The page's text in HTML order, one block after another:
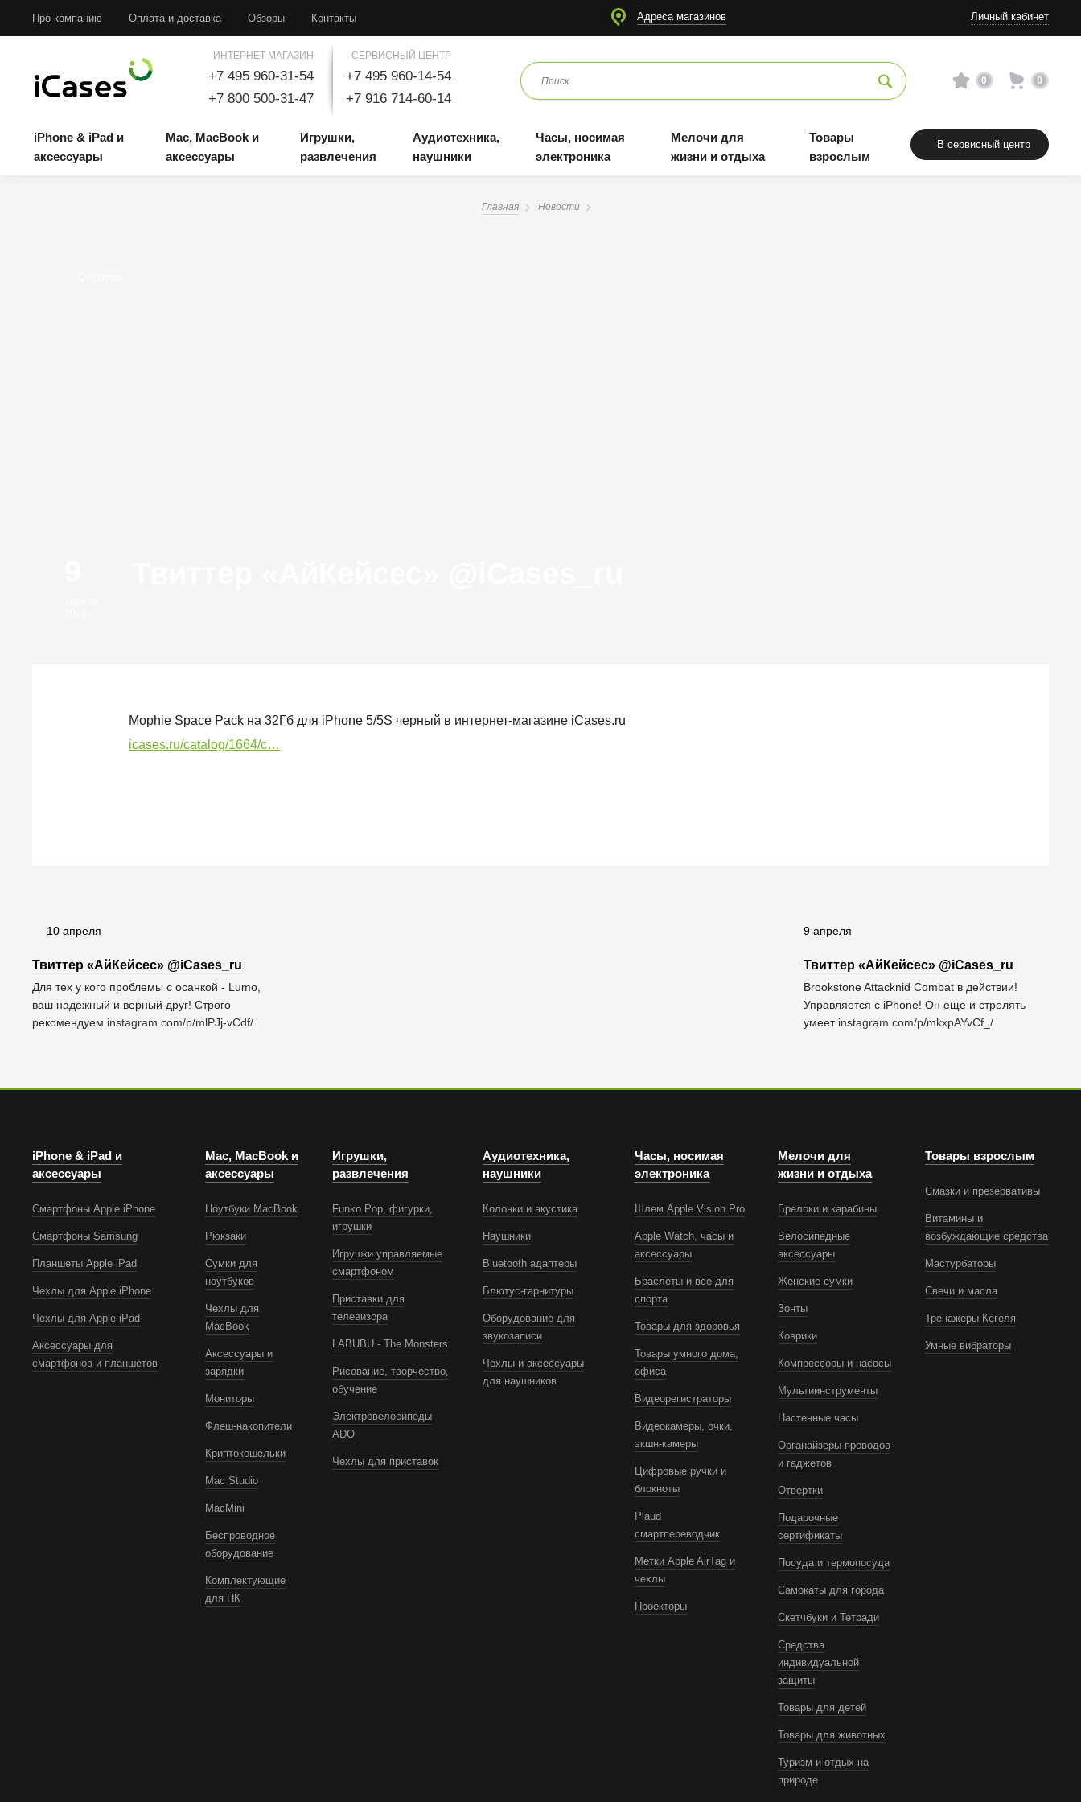
Про компанию Оплата и доставка Обзоры Контакты Адреса магазинов Личный кабинет
ИНТЕРНЕТ МАГАЗИН
+7 495 960-31-54
+7 800 500-31-47
СЕРВИСНЫЙ ЦЕНТР
+7 495 960-14-54
+7 916 714-60-14
0 0
iPhone & iPad и
аксессуары
Mac, MacBook и
аксессуары
Игрушки,
развлечения
Аудиотехника,
наушники
Часы, носимая
электроника
Мелочи для
жизни и отдыха
Товары
взрослым
В сервисный центр
Главная Новости
Mophie Space Pack на 32Гб для iPhone 5/5S черный в интернет-магазине iCases.ru
icases.ru/catalog/1664/c…
9 апреля
Твиттер «АйКейсес» ‏@iCases_ru
Brookstone Attacknid Combat в действии!
Управляется с iPhone! Он еще и стрелять
умеет instagram.com/p/mkxpAYvCf_/
10 апреля
Твиттер «АйКейсес» ‏@iCases_ru
Для тех у кого проблемы с осанкой - Lumo,
ваш надежный и верный друг! Строго
рекомендуем instagram.com/p/mlPJj-vCdf/
iPhone & iPad и
аксессуары
Смартфоны Apple iPhone
Смартфоны Samsung
Планшеты Apple iPad
Чехлы для Apple iPhone
Чехлы для Apple iPad
Аксессуары для
смартфонов и планшетов
Mac, MacBook и
аксессуары
Ноутбуки MacBook
Рюкзаки
Сумки для
ноутбуков
Чехлы для
MacBook
Аксессуары и
зарядки
Мониторы
Флеш-накопители
Криптокошельки
Mac Studio
MacMini
Беспроводное
оборудование
Комплектующие
для ПК
Игрушки,
развлечения
Funko Pop, фигурки,
игрушки
Игрушки управляемые
смартфоном
Приставки для
телевизора
LABUBU - The Monsters
Рисование, творчество,
обучение
Электровелосипеды
ADO
Чехлы для приставок
Аудиотехника,
наушники
Колонки и акустика
Наушники
Bluetooth адаптеры
Блютус-гарнитуры
Оборудование для
звукозаписи
Чехлы и аксессуары
для наушников
Часы, носимая
электроника
Шлем Apple Vision Pro
Apple Watch, часы и
аксессуары
Браслеты и все для
спорта
Товары для здоровья
Товары умного дома,
офиса
Видеорегистраторы
Видеокамеры, очки,
экшн-камеры
Цифровые ручки и
блокноты
Plaud
смартпереводчик
Метки Apple AirTag и
чехлы
Проекторы
Мелочи для
жизни и отдыха
Брелоки и карабины
Велосипедные
аксессуары
Женские сумки
Зонты
Коврики
Компрессоры и насосы
Мультиинструменты
Настенные часы
Органайзеры проводов
и гаджетов
Отвертки
Подарочные
сертификаты
Посуда и термопосуда
Самокаты для города
Скетчбуки и Тетради
Средства
индивидуальной
защиты
Товары для детей
Товары для животных
Туризм и отдых на
природе
Товары взрослым
Смазки и презервативы
Витамины и
возбуждающие средства
Мастурбаторы
Свечи и масла
Тренажеры Кегеля
Умные вибраторы